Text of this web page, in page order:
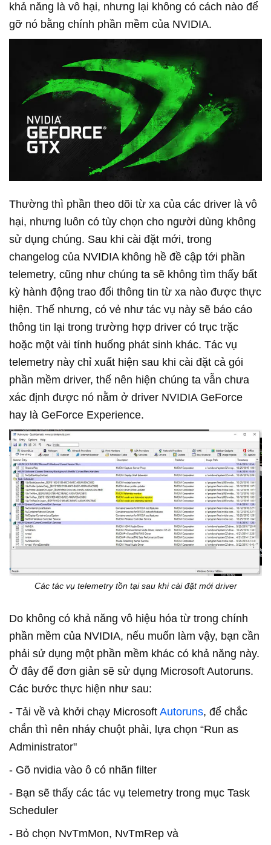
khả năng là vô hại, nhưng lại không có cách nào để
gỡ nó bằng chính phần mềm của NVIDIA.
Thường thì phần theo dõi từ xa của các driver là vô
hại, nhưng luôn có tùy chọn cho người dùng không
sử dụng chúng. Sau khi cài đặt mới, trong
changelog của NVIDIA không hề đề cập tới phần
telemetry, cũng như chúng ta sẽ không tìm thấy bất
kỳ hành động trao đổi thông tin từ xa nào được thực
hiện. Thế nhưng, có vẻ như tác vụ này sẽ báo cáo
thông tin lại trong trường hợp driver có trục trặc
hoặc một vài tính huống phát sinh khác. Tác vụ
telemetry này chỉ xuất hiện sau khi cài đặt cả gói
phần mềm driver, thế nên hiện chúng ta vẫn chưa
xác định được nó nằm ở driver NVIDIA GeForce
hay là GeForce Experience.
Các tác vụ telemetry tồn tại sau khi cài đặt mới driver
Do không có khả năng vô hiệu hóa từ trong chính
phần mềm của NVIDIA, nếu muốn làm vậy, bạn cần
phải sử dụng một phần mềm khác có khả năng này.
Ở đây để đơn giản sẽ sử dụng Microsoft Autoruns.
Các bước thực hiện như sau:
- Tải về và khởi chạy Microsoft Autoruns, để chắc
chắn thì nên nháy chuột phải, lựa chọn “Run as
Administrator"
- Gõ nvidia vào ô có nhãn filter
- Bạn sẽ thấy các tác vụ telemetry trong mục Task
Scheduler
- Bỏ chọn NvTmMon, NvTmRep và